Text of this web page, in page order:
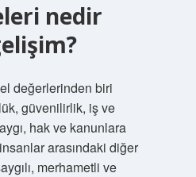
nedir
değerlerinden biri
güvenilirlik, iş ve
hak ve kanunlara
arasındaki diğer
merhametli ve